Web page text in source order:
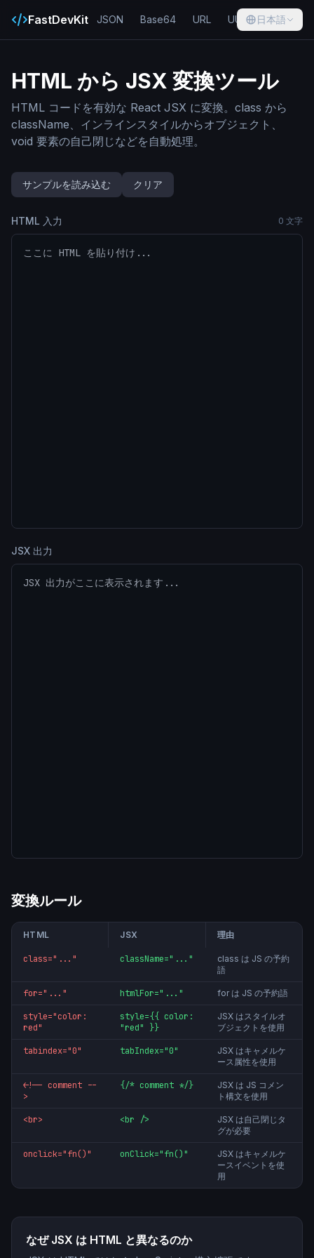
FastDevKit JSON Base64 URL UUID Hash
日本語
HTML から JSX 変換ツール
HTML コードを有効な React JSX に変換。class から
className、インラインスタイルからオブジェクト、
void 要素の自己閉じなどを自動処理。
サンプルを読み込む クリア
HTML 入力 0 文字
JSX 出力
変換ルール
HTML JSX 理由
class="..." className="..."
class は JS の予約
語
for="..." htmlFor="..." for は JS の予約語
style="color:
red"
style={{ color:
"red" }}
JSX はスタイルオ
ブジェクトを使用
tabindex="0" tabIndex="0"
JSX はキャメルケ
ース属性を使用
<!-- comment --
>
{/* comment */}
JSX は JS コメン
ト構文を使用
<br> <br />
JSX は自己閉じタ
グが必要
onclick="fn()" onClick="fn()"
JSX はキャメルケ
ースイベントを使
用
なぜ JSX は HTML と異なるのか